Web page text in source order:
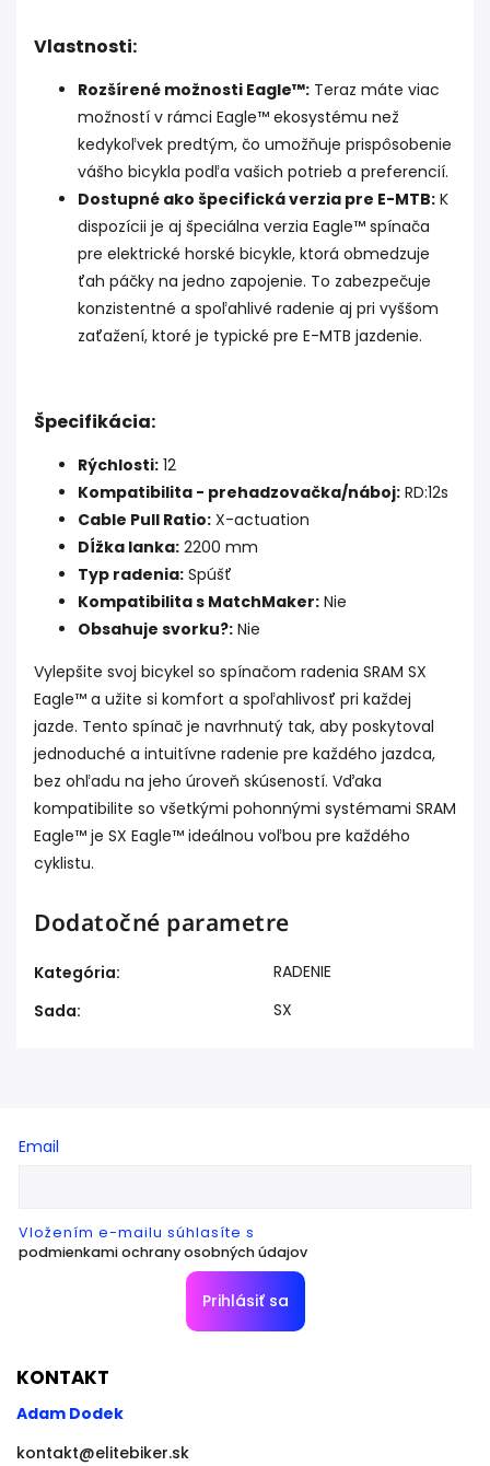
Vlastnosti:
Rozšírené možnosti Eagle™: Teraz máte viac
možností v rámci Eagle™ ekosystému než
kedykoľvek predtým, čo umožňuje prispôsobenie
vášho bicykla podľa vašich potrieb a preferencií.
Dostupné ako špecifická verzia pre E-MTB: K
dispozícii je aj špeciálna verzia Eagle™ spínača
pre elektrické horské bicykle, ktorá obmedzuje
ťah páčky na jedno zapojenie. To zabezpečuje
konzistentné a spoľahlivé radenie aj pri vyššom
zaťažení, ktoré je typické pre E-MTB jazdenie.
Špecifikácia:
Rýchlosti: 12
Kompatibilita - prehadzovačka/náboj: RD:12s
Cable Pull Ratio: X-actuation
Dĺžka lanka: 2200 mm
Typ radenia: Spúšť
Kompatibilita s MatchMaker: Nie
Obsahuje svorku?: Nie
Vylepšite svoj bicykel so spínačom radenia SRAM SX
Eagle™ a užite si komfort a spoľahlivosť pri každej
jazde. Tento spínač je navrhnutý tak, aby poskytoval
jednoduché a intuitívne radenie pre každého jazdca,
bez ohľadu na jeho úroveň skúseností. Vďaka
kompatibilite so všetkými pohonnými systémami SRAM
Eagle™ je SX Eagle™ ideálnou voľbou pre každého
cyklistu.
Dodatočné parametre
Kategória:
RADENIE
Sada: SX
Email
Vložením e-mailu súhlasíte s
podmienkami ochrany osobných údajov
Prihlásiť sa
KONTAKT
Adam Dodek
kontakt@elitebiker.sk